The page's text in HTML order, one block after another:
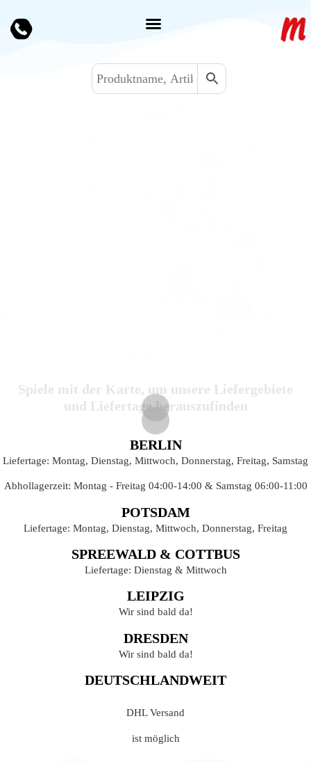
Spiele mit der Karte, um unsere Liefergebiete
und Liefertage herauszufinden
BERLIN
Liefertage: Montag, Dienstag, Mittwoch, Donnerstag, Freitag, Samstag
Abhollagerzeit: Montag - Freitag 04:00-14:00 & Samstag 06:00-11:00
POTSDAM
Liefertage: Montag, Dienstag, Mittwoch, Donnerstag, Freitag
SPREEWALD & COTTBUS
Liefertage: Dienstag & Mittwoch
LEIPZIG
Wir sind bald da!
DRESDEN
Wir sind bald da!
DEUTSCHLANDWEIT
DHL Versand
ist möglich